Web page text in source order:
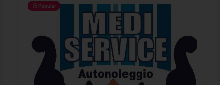
Popular